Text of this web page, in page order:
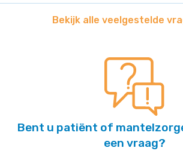
Bekijk alle veelgestelde
Bent u patiënt of
een vraag?